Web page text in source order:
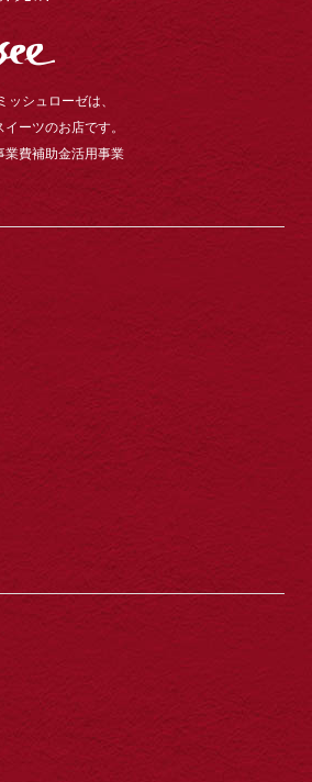
ッシュローゼは、
ーツのお店です。
業費補助金活用事業